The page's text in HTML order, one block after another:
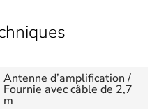
Antenne d’amplification /
Fournie avec câble de 2,7
m